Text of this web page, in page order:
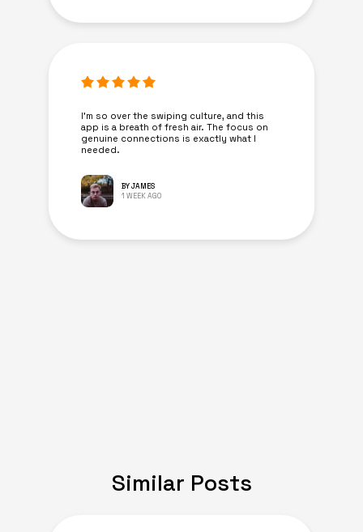
I’m so over the swiping culture, and this
app is a breath of fresh air. The focus on
genuine connections is exactly what I
needed.
BY JAMES
1 WEEK AGO
Similar Posts